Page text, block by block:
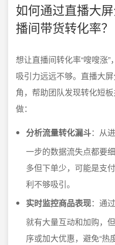
如何通过直播大
播间带货转化率？
想让直播间转化率“嗖嗖涨
吸引力远远不够。直播大
角，帮助团队发现转化短
做：
分析流量转化漏斗：从
一步的数据流失点都要
多但下单少，可能是支
利不够吸引。
实时监控商品表现：通
就有大量互动和加购，
序或加大优惠，避免“热